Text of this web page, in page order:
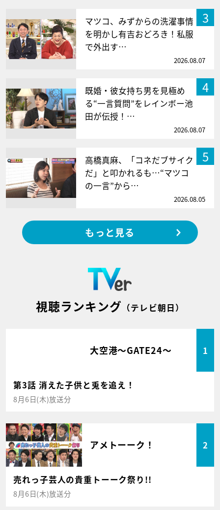
3
マツコ、みずからの洗濯事情
を明かし有吉おどろき！私服
で外出す…
2026.08.07
4
既婚・彼女持ち男を見極め
る“一言質問”をレインボー池
田が伝授！…
2026.08.07
5
高橋真麻、「コネだブサイク
だ」と叩かれるも…“マツコ
の一言”から…
2026.08.05
もっと見る
視聴ランキング （テレビ朝日）
大空港～GATE24～ 1
第3話 消えた子供と兎を追え！
8月6日(木)放送分
アメトーーク！ 2
売れっ子芸人の貴重トーーク祭り!!
8月6日(木)放送分